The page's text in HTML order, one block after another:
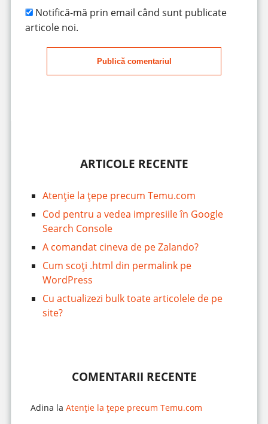
Notifică-mă prin email când sunt publicate
articole noi.
Publică comentariul
ARTICOLE RECENTE
Atenție la țepe precum Temu.com
Cod pentru a vedea impresiile în Google
Search Console
A comandat cineva de pe Zalando?
Cum scoți .html din permalink pe
WordPress
Cu actualizezi bulk toate articolele de pe
site?
COMENTARII RECENTE
Adina la Atenție la țepe precum Temu.com